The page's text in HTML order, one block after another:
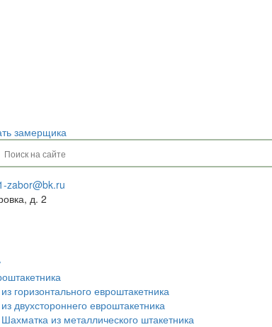
замерщика
горизонтального евроштакетника
двухстороннего евроштакетника
из металлического штакетника
zabor@bk.ru
д. 2